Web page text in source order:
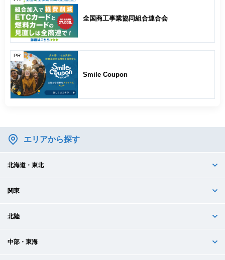
全国商工事業協同組合連合会
PR
Smile Coupon
エリアから探す
北海道・東北
関東
北陸
中部・東海